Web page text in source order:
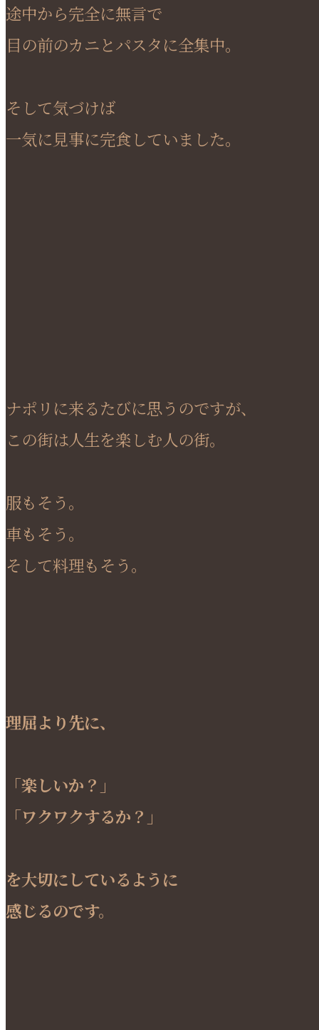
途中から完全に無言で
目の前のカニとパスタに全集中。
そして気づけば
一気に見事に完食していました。
ナポリに来るたびに思うのですが、
この街は人生を楽しむ人の街。
服もそう。
車もそう。
そして料理もそう。
理屈より先に、
「楽しいか？」
「ワクワクするか？」
を大切にしているように
感じるのです。